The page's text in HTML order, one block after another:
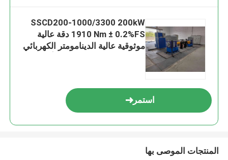
SSCD200-1000/3300 200kW
1910 Nm ± 0.2%FS دقة عالية
موثوقية عالية الدينامومتر الكهربائي
استمر
المنتجات الموصى بها